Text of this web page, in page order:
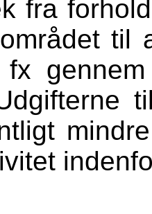
fra
til
fx